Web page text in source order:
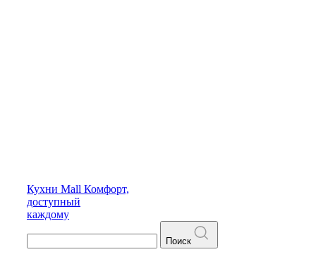
Кухни Mall Комфорт,
доступный
каждому
Поиск